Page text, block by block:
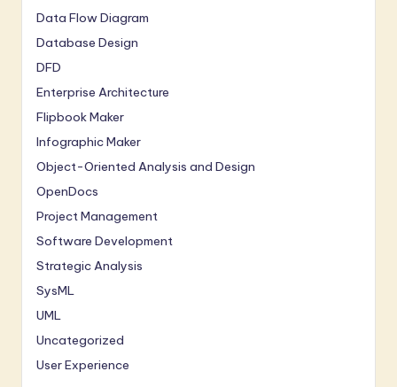
Data Flow Diagram
Database Design
DFD
Enterprise Architecture
Flipbook Maker
Infographic Maker
Object-Oriented Analysis and Design
OpenDocs
Project Management
Software Development
Strategic Analysis
SysML
UML
Uncategorized
User Experience